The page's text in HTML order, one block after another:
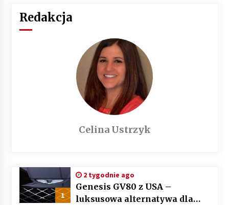
Redakcja
Celina Ustrzyk
1
2 tygodnie ago
Genesis GV80 z USA –
luksusowa alternatywa dla